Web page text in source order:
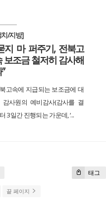
/지방]
지 마 퍼주기, 전북고
보조금 철저히 감사해
고속에 지급되는 보조금에 대
감사원의 예비감사(감사를 결
3일간 진행되는 가운데, ‘...
태그
끝 페이지